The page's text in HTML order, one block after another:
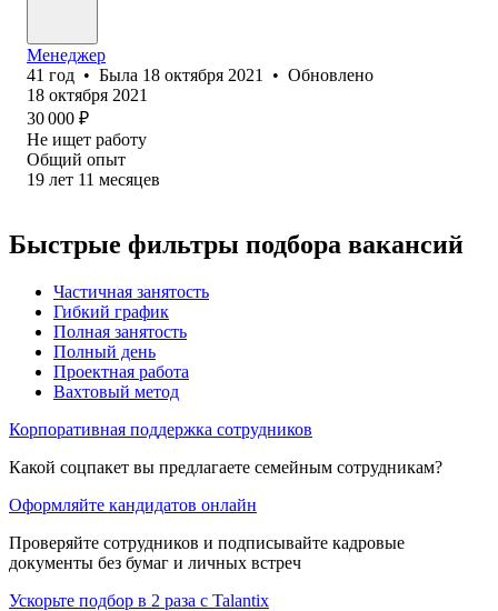
Менеджер
41 год • Была 18 октября 2021 • Обновлено
18 октября 2021
30 000 ₽
Не ищет работу
Общий опыт
19 лет 11 месяцев
Быстрые фильтры подбора вакансий
Частичная занятость
Гибкий график
Полная занятость
Полный день
Проектная работа
Вахтовый метод
Корпоративная поддержка сотрудников
Какой соцпакет вы предлагаете семейным сотрудникам?
Оформляйте кандидатов онлайн
Проверяйте сотрудников и подписывайте кадровые
документы без бумаг и личных встреч
Ускорьте подбор в 2 раза с Talantix